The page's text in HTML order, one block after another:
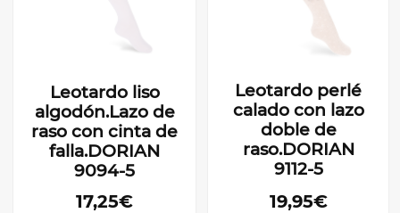
Leotardo liso
algodón.Lazo de
raso con cinta de
falla.DORIAN
9094-5
17,25€
Leotardo perlé
calado con lazo
doble de
raso.DORIAN
9112-5
19,95€